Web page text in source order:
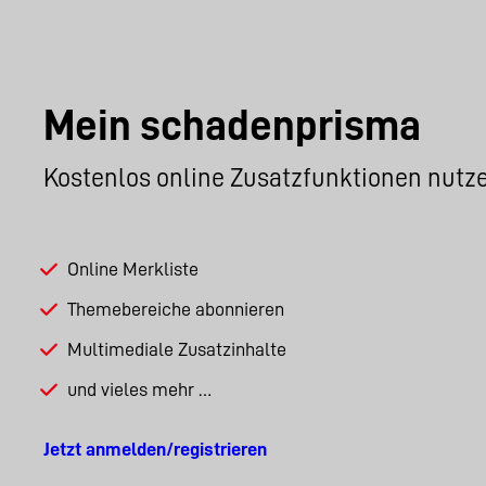
Mein schadenprisma
Kostenlos online Zusatzfunktionen
Online Merkliste
Themebereiche abonnieren
Multimediale Zusatzinhalte
und vieles mehr …
Jetzt anmelden/registrieren